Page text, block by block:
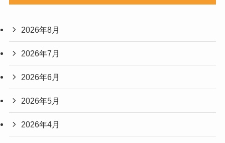
2026年8月
2026年7月
2026年6月
2026年5月
2026年4月